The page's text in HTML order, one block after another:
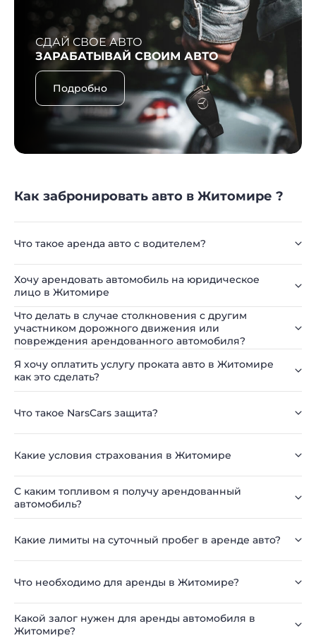
СДАЙ СВОЕ АВТО
ЗАРАБАТЫВАЙ СВОИМ АВТО
Подробно
Как забронировать авто в Житомире ?
Что такое аренда авто с водителем?
Хочу арендовать автомобиль на юридическое
лицо в Житомире
Что делать в случае столкновения с другим
участником дорожного движения или
повреждения арендованного автомобиля?
Я хочу оплатить услугу проката авто в Житомире
как это сделать?
Что такое NarsCars защита?
Какие условия страхования в Житомире
С каким топливом я получу арендованный
автомобиль?
Какие лимиты на суточный пробег в аренде авто?
Что необходимо для аренды в Житомире?
Какой залог нужен для аренды автомобиля в
Житомире?